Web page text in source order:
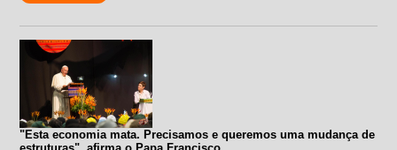
"Esta economia mata. Precisamos e queremos uma mudança de